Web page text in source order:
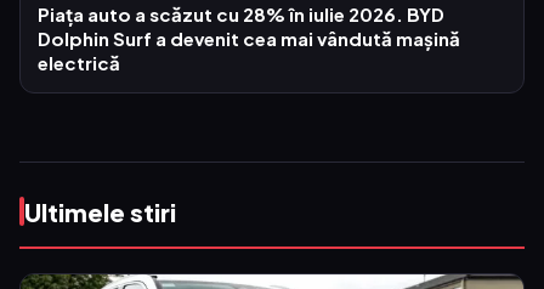
Piața auto a scăzut cu 28% în iulie 2026. BYD
Dolphin Surf a devenit cea mai vândută mașină
electrică
Ultimele stiri